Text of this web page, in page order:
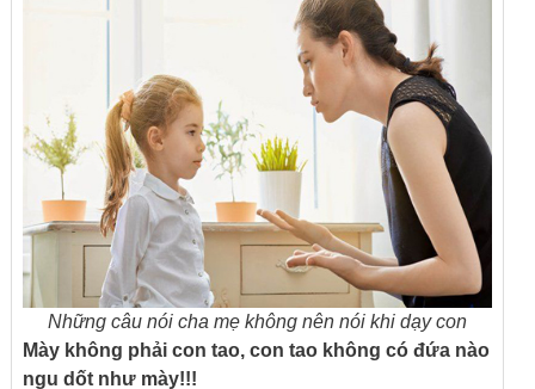
Những câu nói cha mẹ không nên nói khi dạy con
Mày không phải con tao, con tao không có đứa nào
ngu dốt như mày!!!